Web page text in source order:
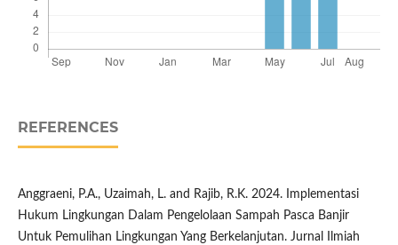
REFERENCES
Anggraeni, P.A., Uzaimah, L. and Rajib, R.K. 2024. Implementasi
Hukum Lingkungan Dalam Pengelolaan Sampah Pasca Banjir
Untuk Pemulihan Lingkungan Yang Berkelanjutan. Jurnal Ilmiah